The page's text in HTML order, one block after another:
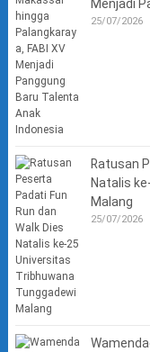
Menjadi
25/07/2026
Ratusan
Natalis
Malang
25/07/2026